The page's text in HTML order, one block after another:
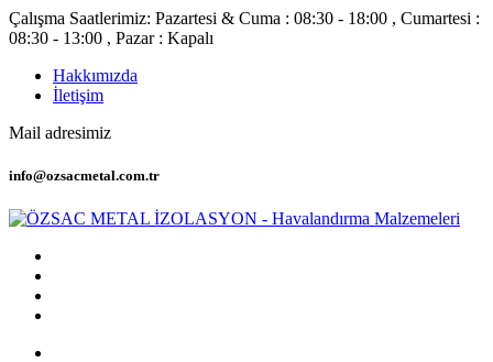
Çalışma Saatlerimiz: Pazartesi & Cuma : 08:30 - 18:00 , Cumartesi :
08:30 - 13:00 , Pazar : Kapalı
Hakkımızda
İletişim
Mail adresimiz
info@ozsacmetal.com.tr